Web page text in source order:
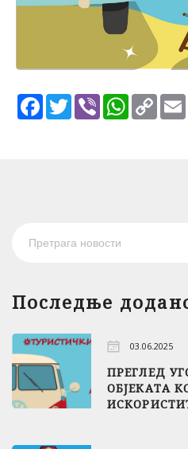
Facebook
TwitterViber WhatsApp
Copy
Link
Последње
03.06.2025
ПРЕГЛЕД
ОБЈЕКАТА